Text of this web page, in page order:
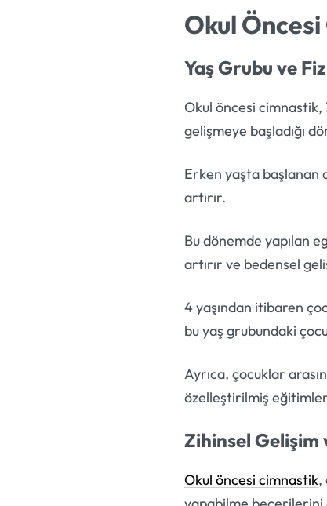
Okul
Yaş Grubu ve
Okul öncesi
gelişmeye başladığı
Erken yaşta başlanan
artırır.
Bu dönemde yapılan
artırır ve bedensel
4 yaşından itibaren
bu yaş grubundaki
Ayrıca, çocuklar
özelleştirilmiş
Zihinsel Gelişim
Okul öncesi cimnastik,